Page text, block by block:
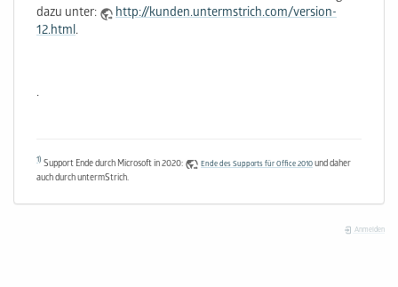
dazu unter:
http://kunden.untermstrich.com/version-
12.html.
.
1) Support Ende durch Microsoft in 2020: Ende des Supports für Office 2010 und daher
auch durch untermStrich.
Anmelden